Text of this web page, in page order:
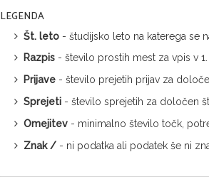
LEGENDA
Št. leto - študijsko leto na katerega se
Razpis - število prostih mest za vpis v
Prijave - število prejetih prijav za
Sprejeti - število sprejetih za določen
Omejitev - minimalno število točk,
Znak / - ni podatka ali podatek še ni